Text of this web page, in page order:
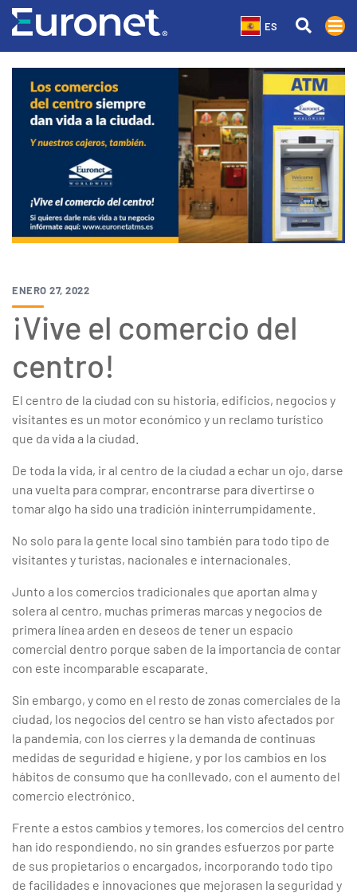
ES
ENERO 27, 2022
¡Vive el comercio del
centro!
El centro de la ciudad con su historia, edificios, negocios y
visitantes es un motor económico y un reclamo turístico
que da vida a la ciudad.
De toda la vida, ir al centro de la ciudad a echar un ojo, darse
una vuelta para comprar, encontrarse para divertirse o
tomar algo ha sido una tradición ininterrumpidamente.
No solo para la gente local sino también para todo tipo de
visitantes y turistas, nacionales e internacionales.
Junto a los comercios tradicionales que aportan alma y
solera al centro, muchas primeras marcas y negocios de
primera línea arden en deseos de tener un espacio
comercial dentro porque saben de la importancia de contar
con este incomparable escaparate.
Sin embargo, y como en el resto de zonas comerciales de la
ciudad, los negocios del centro se han visto afectados por
la pandemia, con los cierres y la demanda de continuas
medidas de seguridad e higiene, y por los cambios en los
hábitos de consumo que ha conllevado, con el aumento del
comercio electrónico.
Frente a estos cambios y temores, los comercios del centro
han ido respondiendo, no sin grandes esfuerzos por parte
de sus propietarios o encargados, incorporando todo tipo
de facilidades e innovaciones que mejorasen la seguridad y